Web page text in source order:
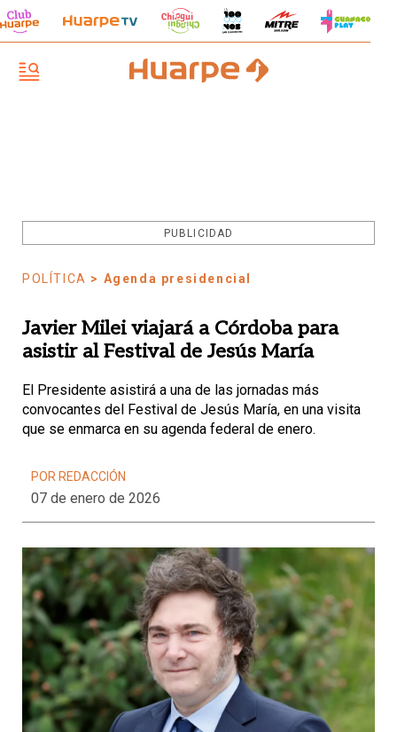
PUBLICIDAD
POLÍTICA > Agenda presidencial
Javier Milei viajará a Córdoba para
asistir al Festival de Jesús María
El Presidente asistirá a una de las jornadas más
convocantes del Festival de Jesús María, en una visita
que se enmarca en su agenda federal de enero.
POR REDACCIÓN
07 de enero de 2026